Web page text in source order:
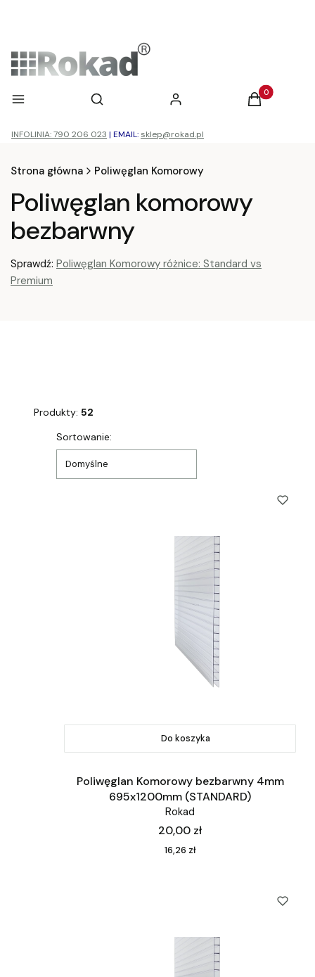
Menu Otwórz wyszukiwarkę
Szukaj Zaloguj się Produkty w
Koszyk
INFOLINIA: 790 206 023 | EMAIL: sklep@rokad.pl
Strona główna Poliwęglan Komorowy
Poliwęglan komorowy
bezbarwny
Sprawdź: Poliwęglan Komorowy różnice: Standard vs
Premium
Produkty: 52
Lista produktów
Sortowanie:
Domyślne
Do koszyka
Poliwęglan Komorowy bezbarwny 4mm
695x1200mm (STANDARD)
Rokad
Cena
20,00 zł
Cena
16,26 zł